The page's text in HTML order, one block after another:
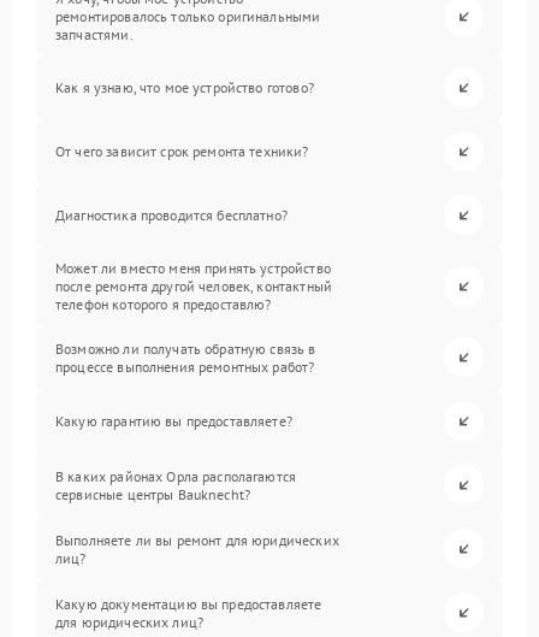
ремонтировалось только оригинальными
запчастями.
Как я узнаю, что мое устройство готово?
От чего зависит срок ремонта техники?
Диагностика проводится бесплатно?
Может ли вместо меня принять устройство
после ремонта другой человек, контактный
телефон которого я предоставлю?
Возможно ли получать обратную связь в
процессе выполнения ремонтных работ?
Какую гарантию вы предоставляете?
В каких районах Орла располагаются
сервисные центры Bauknecht?
Выполняете ли вы ремонт для юридических
лиц?
Какую документацию вы предоставляете
для юридических лиц?